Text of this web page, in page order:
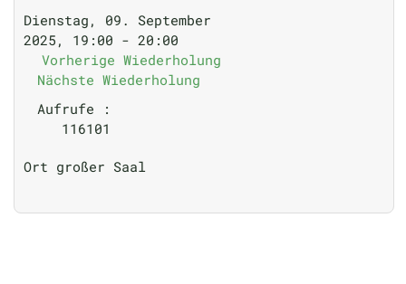
Dienstag, 09. September
2025, 19:00 - 20:00
Vorherige Wiederholung
Nächste Wiederholung
Aufrufe :
116101
Ort großer Saal